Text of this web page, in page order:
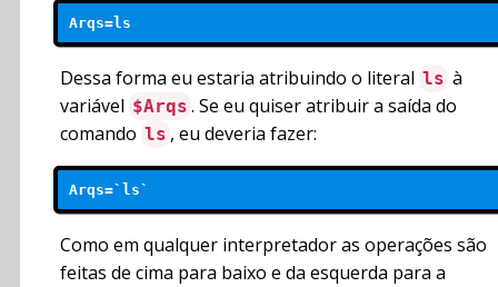
Arqs=ls
Dessa forma eu estaria atribuindo o literal ls à
variável $Arqs . Se eu quiser atribuir a saída do
comando ls , eu deveria fazer:
Arqs=`ls`
Como em qualquer interpretador as operações são
feitas de cima para baixo e da esquerda para a